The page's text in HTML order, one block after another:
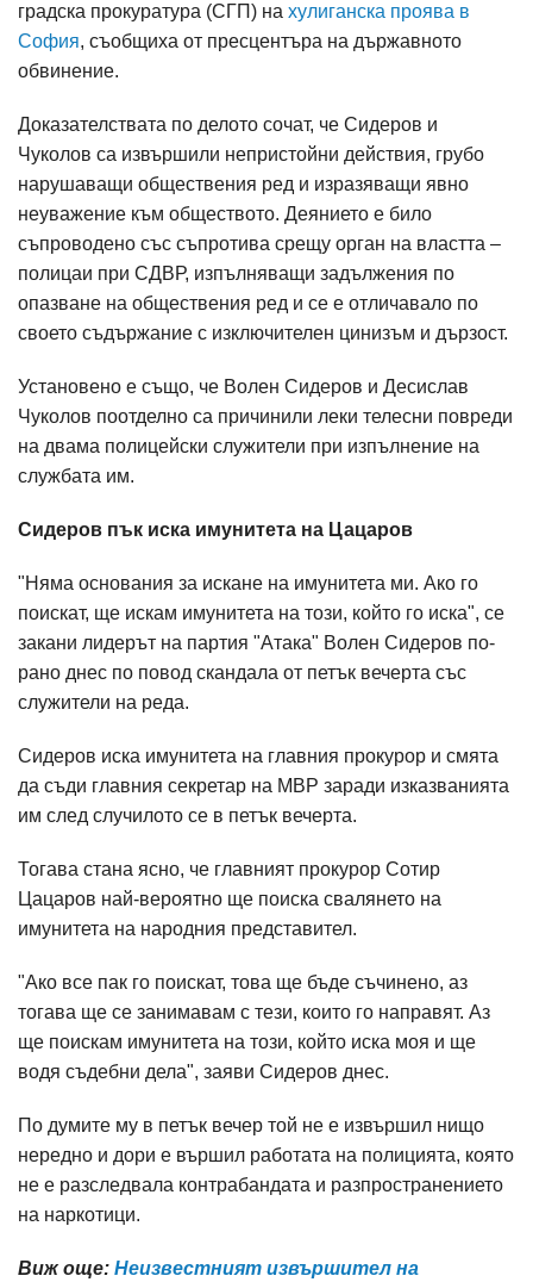
градска прокуратура (СГП) на хулиганска проява в
София, съобщиха от пресцентъра на държавното
обвинение.
Доказателствата по делото сочат, че Сидеров и
Чуколов са извършили непристойни действия, грубо
нарушаващи обществения ред и изразяващи явно
неуважение към обществото. Деянието е било
съпроводено със съпротива срещу орган на властта –
полицаи при СДВР, изпълняващи задължения по
опазване на обществения ред и се е отличавало по
своето съдържание с изключителен цинизъм и дързост.
Установено е също, че Волен Сидеров и Десислав
Чуколов поотделно са причинили леки телесни повреди
на двама полицейски служители при изпълнение на
службата им.
Сидеров пък иска имунитета на Цацаров
"Няма основания за искане на имунитета ми. Ако го
поискат, ще искам имунитета на този, който го иска", се
закани лидерът на партия "Атака" Волен Сидеров по-
рано днес по повод скандала от петък вечерта със
служители на реда.
Сидеров иска имунитета на главния прокурор и смята
да съди главния секретар на МВР заради изказванията
им след случилото се в петък вечерта.
Тогава стана ясно, че главният прокурор Сотир
Цацаров най-вероятно ще поиска свалянето на
имунитета на народния представител.
"Ако все пак го поискат, това ще бъде съчинено, аз
тогава ще се занимавам с тези, които го направят. Аз
ще поискам имунитета на този, който иска моя и ще
водя съдебни дела", заяви Сидеров днес.
По думите му в петък вечер той не е извършил нищо
нередно и дори е вършил работата на полицията, която
не е разследвала контрабандата и разпространението
на наркотици.
Виж още: Неизвестният извършител на